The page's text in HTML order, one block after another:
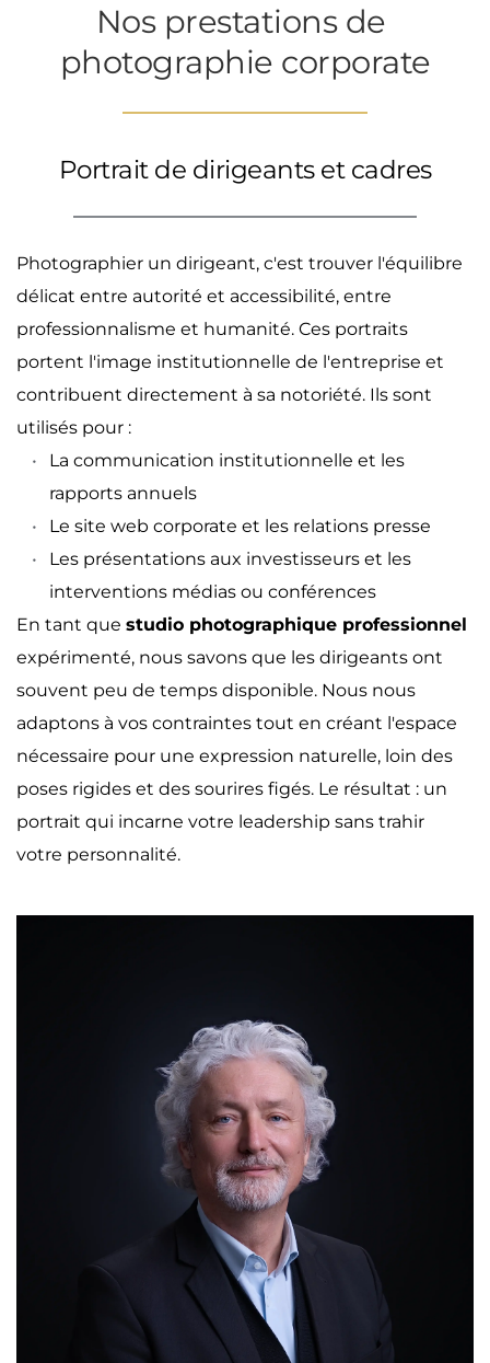
Nos prestations de
photographie corporate
Portrait de dirigeants et cadres
Photographier un dirigeant, c'est trouver l'équilibre
délicat entre autorité et accessibilité, entre
professionnalisme et humanité. Ces portraits
portent l'image institutionnelle de l'entreprise et
contribuent directement à sa notoriété. Ils sont
utilisés pour :
La communication institutionnelle et les
rapports annuels
Le site web corporate et les relations presse
Les présentations aux investisseurs et les
interventions médias ou conférences
En tant que studio photographique professionnel
expérimenté, nous savons que les dirigeants ont
souvent peu de temps disponible. Nous nous
adaptons à vos contraintes tout en créant l'espace
nécessaire pour une expression naturelle, loin des
poses rigides et des sourires figés. Le résultat : un
portrait qui incarne votre leadership sans trahir
votre personnalité.